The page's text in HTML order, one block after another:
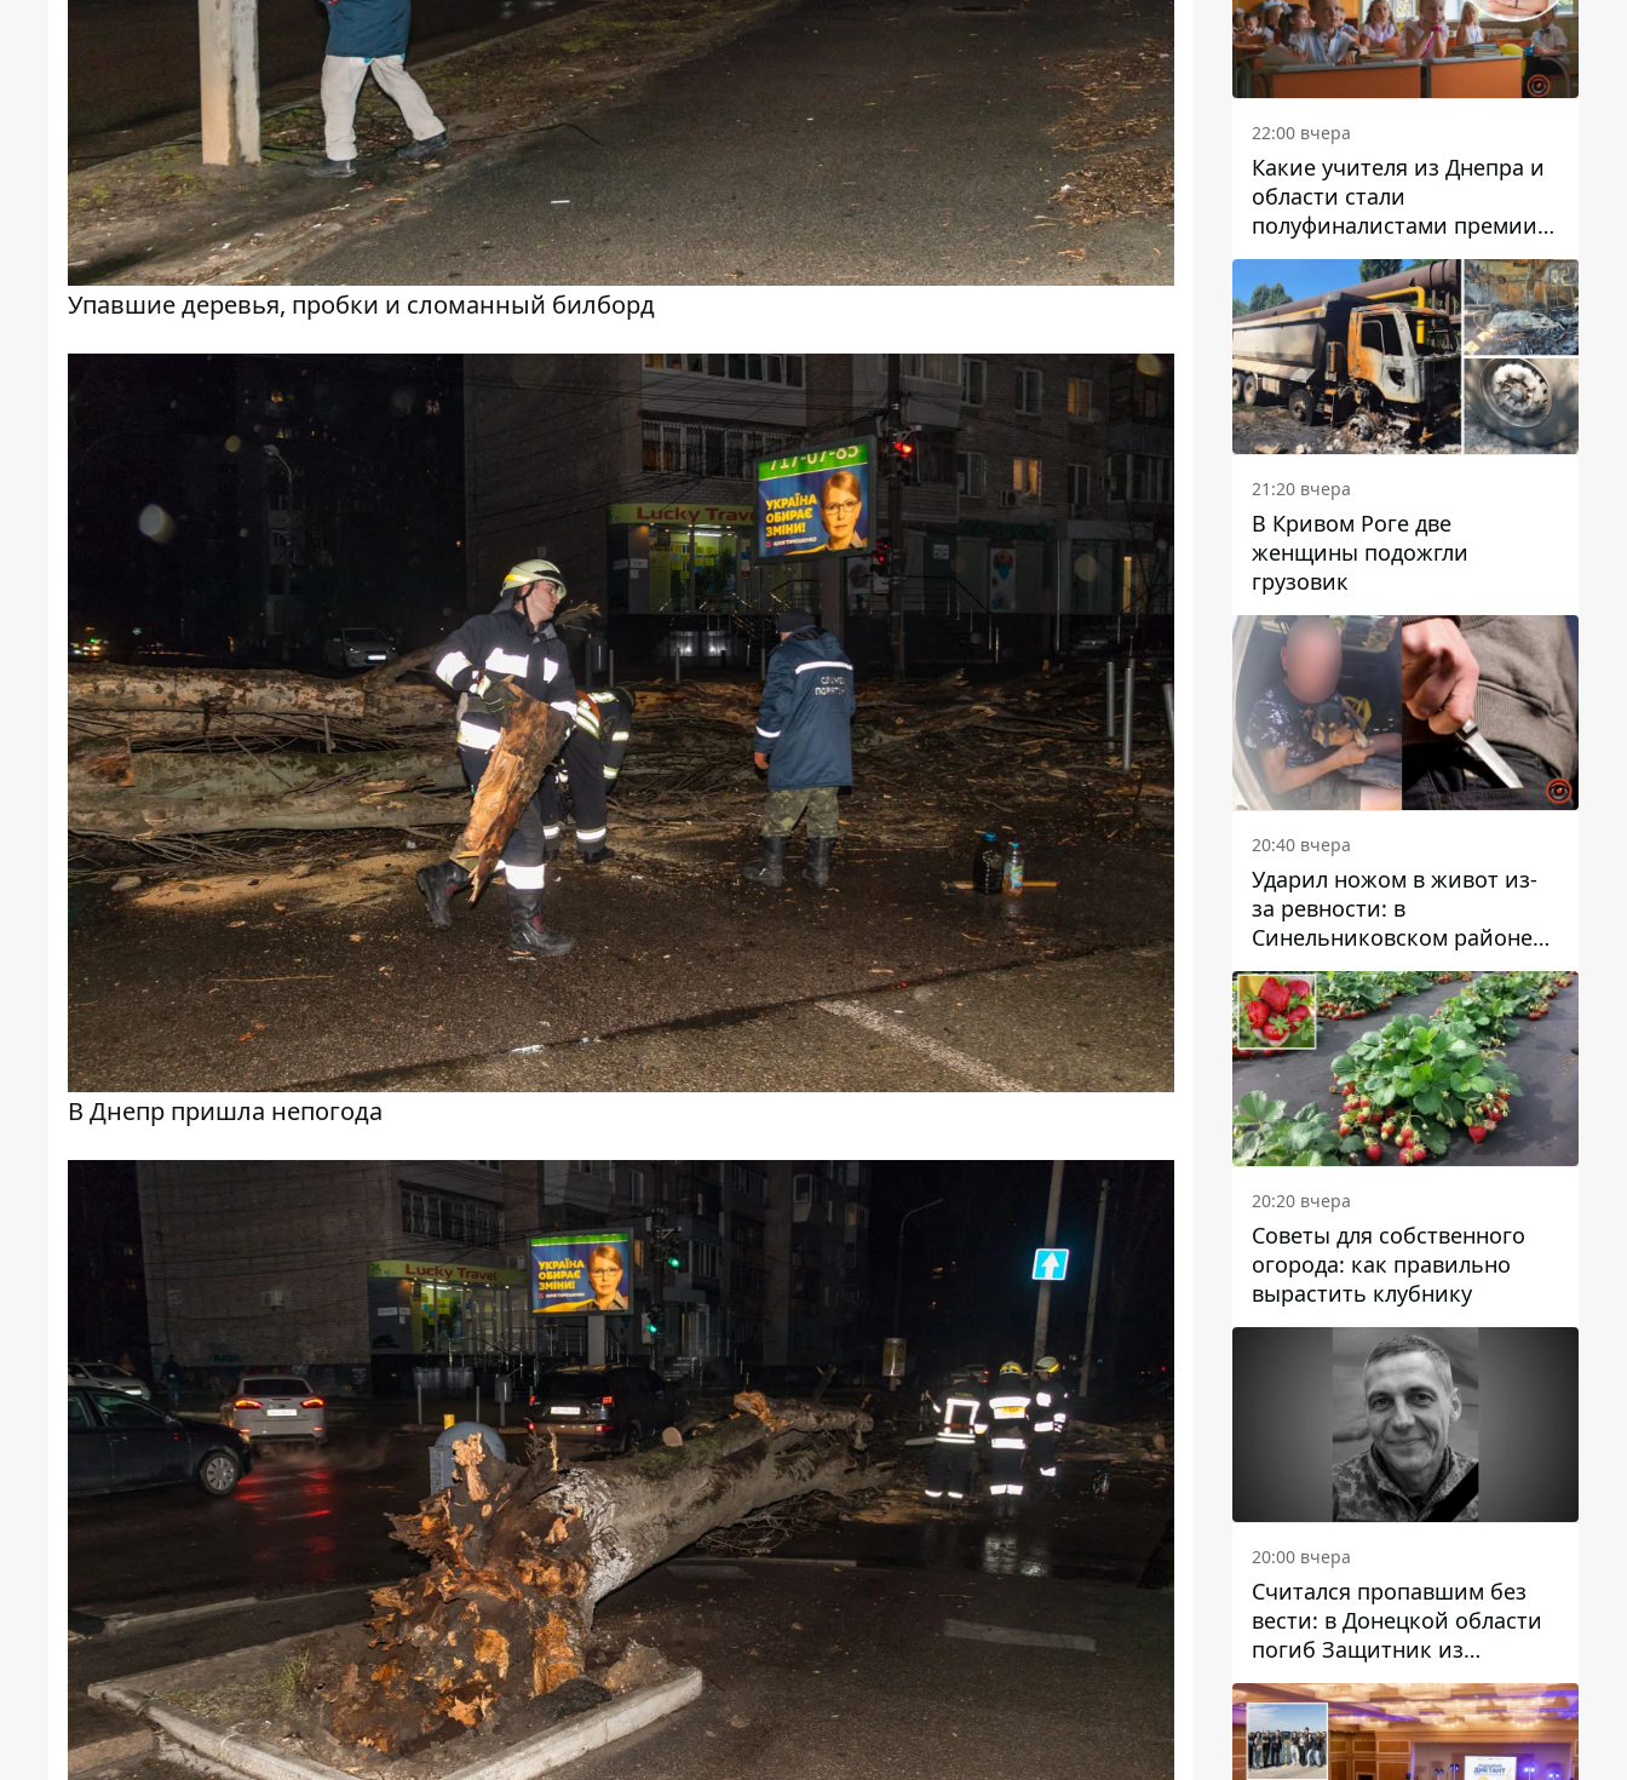
Упавшие деревья, пробки и сломанный билборд
В Днепр пришла непогода
22:00 вчера
Какие учителя из Днепра и
области стали
полуфиналистами премии
Global Teacher Prize Ukraine
2026
21:20 вчера
В Кривом Роге две
женщины подожгли
грузовик
20:40 вчера
Ударил ножом в живот из-
за ревности: в
Синельниковском районе
задержали 49-летнего
мужчину за убийство
20:20 вчера
Советы для собственного
огорода: как правильно
вырастить клубнику
20:00 вчера
Считался пропавшим без
вести: в Донецкой области
погиб Защитник из
Каменского Антон
Красовский